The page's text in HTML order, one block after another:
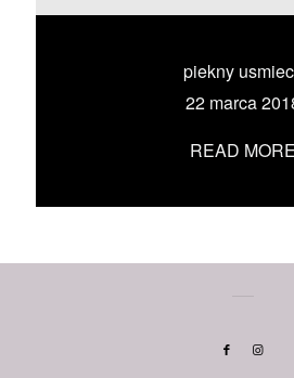
piekny
22 marca
READ MORE
UMÓW SIĘ